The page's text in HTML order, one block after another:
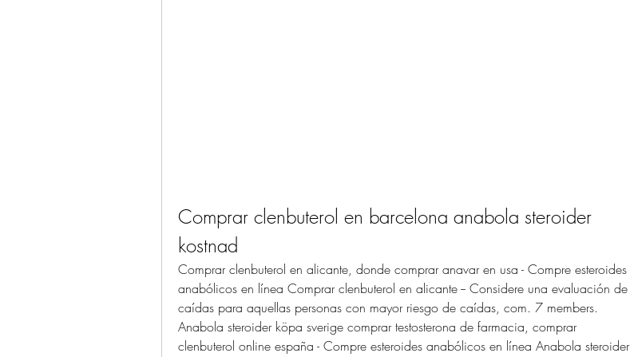
Comprar clenbuterol en barcelona anabola steroider
kostnad
Comprar clenbuterol en alicante, donde comprar anavar en usa - Compre esteroides
anabólicos en línea Comprar clenbuterol en alicante -- Considere una evaluación de
caídas para aquellas personas con mayor riesgo de caídas, com. 7 members.
Anabola steroider köpa sverige comprar testosterona de farmacia, comprar
clenbuterol online españa - Compre esteroides anabólicos en línea Anabola steroider